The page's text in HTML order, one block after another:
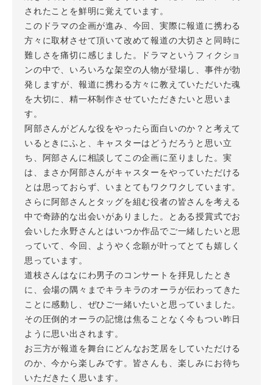
されたことを鮮明に覚えています。
このドラマの企画が進み、今回、実際に報道に携わる
方々に取材させて頂いて改めて報道の大切さと同時に
難しさを痛切に感じました。ドラマというフィクショ
ンの中で、いろいろな架空の人物が登場し、事件が勃
発しますが、報道に携わる方々に教えていただいた魂
を大切に、精一杯制作させていただきたいと思いま
す。
阿部さんがどんな役をやったら面白いのか？と考えて
いるときにふと、キャスターはどうだろうと思い立
ち、阿部さんに相談してこの企画に至りました。実
は、まさか阿部さんがキャスターをやっていただける
とは思っておらず、いまとてもワクワクしています。
さらに阿部さんとタッグを組む役者の皆さんを考える
中で奇跡的な出会いがありました。とある授賞式でお
会いした永野さんとはいつか作品でご一緒したいと思
っていて、今回、ようやく念願が叶ってとても嬉しく
思っています。
道枝さんはなにわ男子のコンサートを拝見したとき
に、会場の隅々までキラキラのオーラが伝わってきた
ことに感動し、ぜひご一緒いたいと思っていました。
その圧倒的オーラの記憶は焦ることなく今もつい昨日
ように思い出されます。
お三方が報道を舞台にどんなお芝居をしていただける
のか、今から楽しみです。皆さんも、楽しみにお待ち
いただきたく思います。